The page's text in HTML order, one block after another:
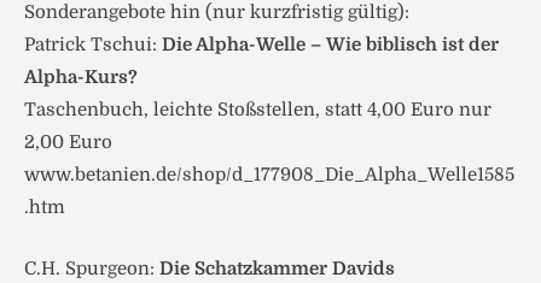
Sonderangebote hin (nur kurzfristig gültig):
Patrick Tschui: Die Alpha-Welle – Wie biblisch ist der
Alpha-Kurs?
Taschenbuch, leichte Stoßstellen, statt 4,00 Euro nur
2,00 Euro
www.betanien.de/shop/d_177908_Die_Alpha_Welle1585
.htm
C.H. Spurgeon: Die Schatzkammer Davids